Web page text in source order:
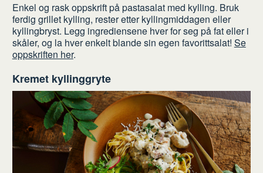
Enkel og rask oppskrift på pastasalat med kylling. Bruk
ferdig grillet kylling, rester etter kyllingmiddagen eller
kyllingbryst. Legg ingrediensene hver for seg på fat eller i
skåler, og la hver enkelt blande sin egen favorittsalat! Se
oppskriften her.
Kremet kyllinggryte